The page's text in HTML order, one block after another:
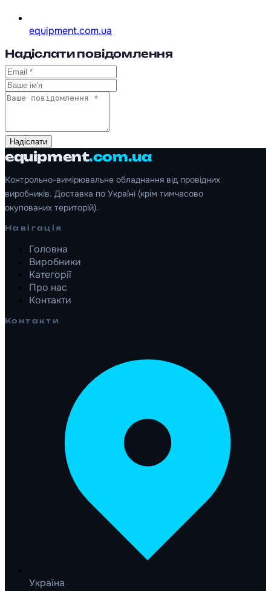
equipment.com.ua
Надіслати повідомлення
Надіслати
equipment.com.ua
Контрольно-вимірювальне обладнання від провідних
виробників. Доставка по Україні (крім тимчасово
окупованих територій).
Навігація
Головна
Виробники
Категорії
Про нас
Контакти
Контакти
Україна